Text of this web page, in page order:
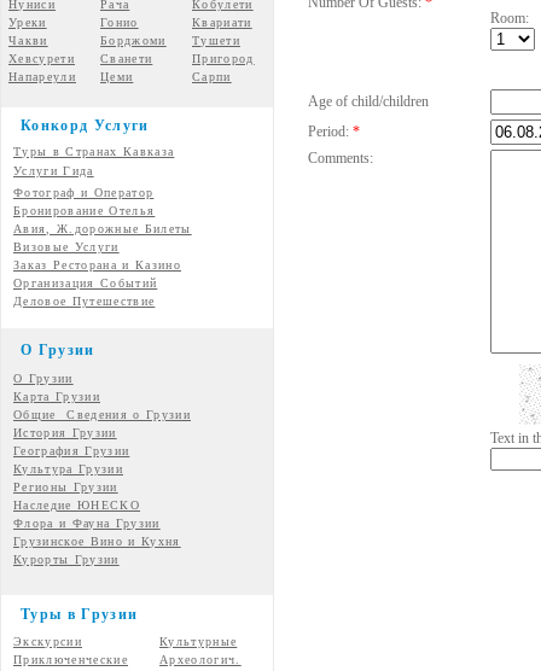
Нуниси
Рача
Кобулети
Уреки
Гонио
Квариати
Чакви
Борджоми
Тушети
Хевсурети
Сванети
Пригород
Напареули
Цеми Сарпи
Конкорд Услуги
Туры в Странах Кавказа
Услуги Гида
Фотограф и Оператор
Бронирование Отелья
Авия, Ж.дорожные Билеты
Визовые Услуги
Заказ Ресторана и Казино
Организация Событий
Деловое Путешествие
О Грузии
О Грузии
Карта Грузии
Общие Сведения о Грузии
История Грузии
География Грузии
Культура Грузии
Регионы Грузии
Наследие ЮНЕСКО
Флора и Фауна Грузии
Грузинское Вино и Кухня
Курорты Грузии
Туры в Грузии
Экскурсии
Культурные
Приключенческие
Археологич.
Room:
Age of child/children
Period: *
Comments:
Text in